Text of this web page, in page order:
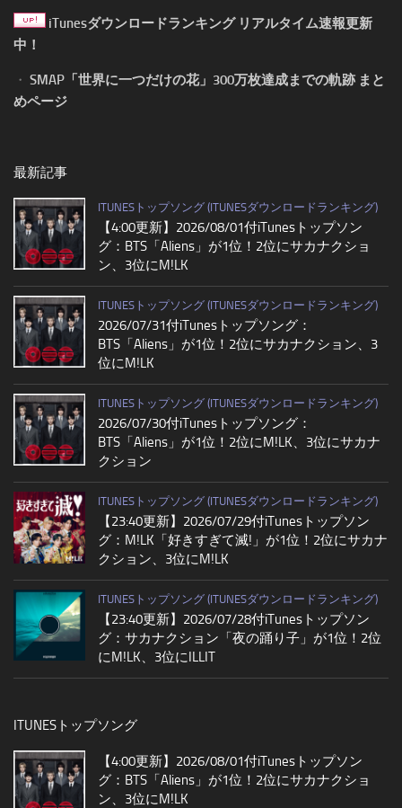
iTunesダウンロードランキング リアルタイム速報更新
中！
・ SMAP「世界に一つだけの花」300万枚達成までの軌跡 まと
めページ
最新記事
ITUNESトップソング (ITUNESダウンロードランキング)
【4:00更新】2026/08/01付iTunesトップソン
グ：BTS「Aliens」が1位！2位にサカナクショ
ン、3位にM!LK
ITUNESトップソング (ITUNESダウンロードランキング)
2026/07/31付iTunesトップソング：
BTS「Aliens」が1位！2位にサカナクション、3
位にM!LK
ITUNESトップソング (ITUNESダウンロードランキング)
2026/07/30付iTunesトップソング：
BTS「Aliens」が1位！2位にM!LK、3位にサカナ
クション
ITUNESトップソング (ITUNESダウンロードランキング)
【23:40更新】2026/07/29付iTunesトップソン
グ：M!LK「好きすぎて滅!」が1位！2位にサカナ
クション、3位にM!LK
ITUNESトップソング (ITUNESダウンロードランキング)
【23:40更新】2026/07/28付iTunesトップソン
グ：サカナクション「夜の踊り子」が1位！2位
にM!LK、3位にILLIT
ITUNESトップソング
【4:00更新】2026/08/01付iTunesトップソン
グ：BTS「Aliens」が1位！2位にサカナクショ
ン、3位にM!LK